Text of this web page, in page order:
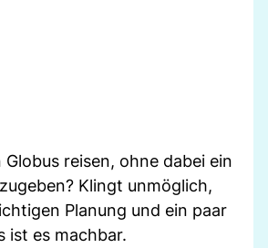
Globus reisen, ohne dabei ein
Klingt unmöglich,
Planung und ein paar
ist es machbar.